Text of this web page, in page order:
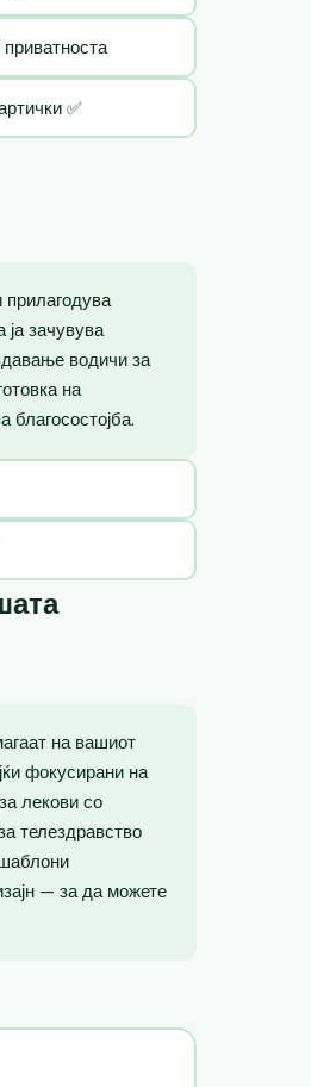
✅
прилагодува
ја зачувува
водичи за
на
благосостојба.
на вашиот
фокусирани на
лекови со
телездравство
— за да можете